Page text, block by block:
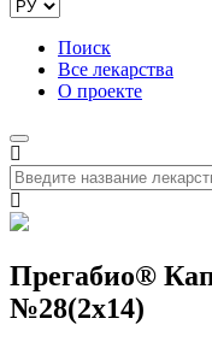
Поиск
Все лекарства
О проекте
Прегабио®
№28(2x14)